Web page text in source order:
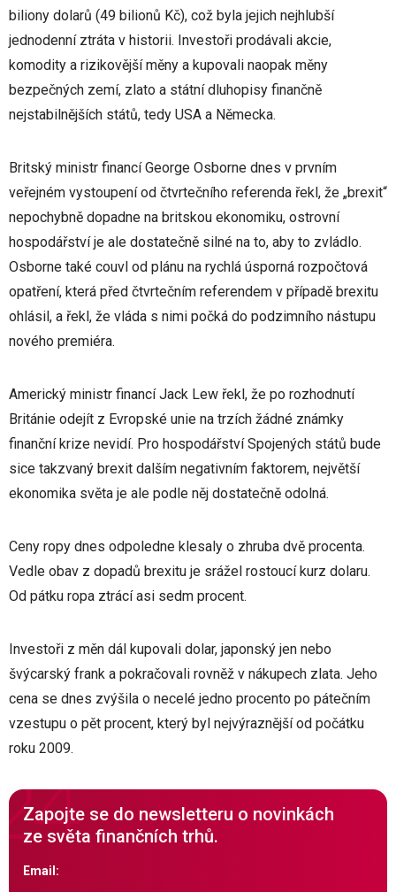
biliony dolarů (49 bilionů Kč), což byla jejich nejhlubší
jednodenní ztráta v historii. Investoři prodávali akcie,
komodity a rizikovější měny a kupovali naopak měny
bezpečných zemí, zlato a státní dluhopisy finančně
nejstabilnějších států, tedy USA a Německa.
Britský ministr financí George Osborne dnes v prvním
veřejném vystoupení od čtvrtečního referenda řekl, že „brexit“
nepochybně dopadne na britskou ekonomiku, ostrovní
hospodářství je ale dostatečně silné na to, aby to zvládlo.
Osborne také couvl od plánu na rychlá úsporná rozpočtová
opatření, která před čtvrtečním referendem v případě brexitu
ohlásil, a řekl, že vláda s nimi počká do podzimního nástupu
nového premiéra.
Americký ministr financí Jack Lew řekl, že po rozhodnutí
Británie odejít z Evropské unie na trzích žádné známky
finanční krize nevidí. Pro hospodářství Spojených států bude
sice takzvaný brexit dalším negativním faktorem, největší
ekonomika světa je ale podle něj dostatečně odolná.
Ceny ropy dnes odpoledne klesaly o zhruba dvě procenta.
Vedle obav z dopadů brexitu je srážel rostoucí kurz dolaru.
Od pátku ropa ztrácí asi sedm procent.
Investoři z měn dál kupovali dolar, japonský jen nebo
švýcarský frank a pokračovali rovněž v nákupech zlata. Jeho
cena se dnes zvýšila o necelé jedno procento po pátečním
vzestupu o pět procent, který byl nejvýraznější od počátku
roku 2009.
Zapojte se do newsletteru o novinkách
ze světa finančních trhů.
Email: